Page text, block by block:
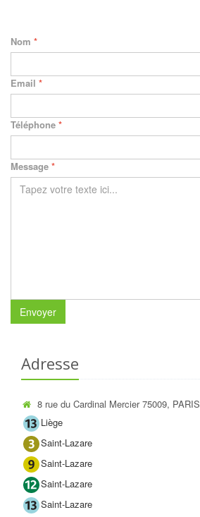
Nom *
Email *
Téléphone *
Message *
Envoyer
Adresse
8 rue du Cardinal Mercier 75009, PARIS
Liège
Saint-Lazare
Saint-Lazare
Saint-Lazare
Saint-Lazare